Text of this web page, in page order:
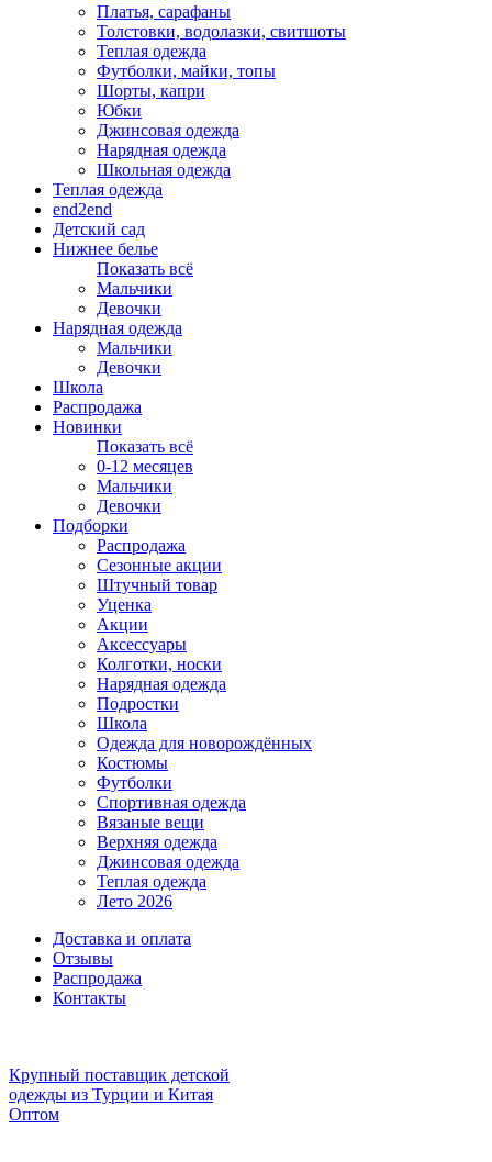
Платья, сарафаны
Толстовки, водолазки, свитшоты
Теплая одежда
Футболки, майки, топы
Шорты, капри
Юбки
Джинсовая одежда
Нарядная одежда
Школьная одежда
Теплая одежда
end2end
Детский сад
Нижнее белье
Показать всё
Мальчики
Девочки
Нарядная одежда
Мальчики
Девочки
Школа
Распродажа
Новинки
Показать всё
0-12 месяцев
Мальчики
Девочки
Подборки
Распродажа
Сезонные акции
Штучный товар
Уценка
Акции
Аксессуары
Колготки, носки
Нарядная одежда
Подростки
Школа
Одежда для новорождённых
Костюмы
Футболки
Спортивная одежда
Вязаные вещи
Верхняя одежда
Джинсовая одежда
Теплая одежда
Лето 2026
Доставка и оплата
Отзывы
Распродажа
Контакты
Крупный поставщик детской
одежды из Турции и Китая
Оптом